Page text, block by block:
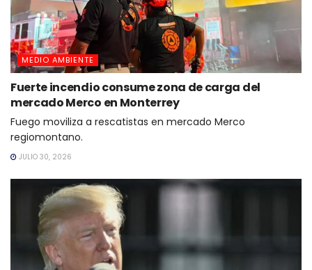
MEDIO AMBIENTE
Fuerte incendio consume zona de carga del
mercado Merco en Monterrey
Fuego moviliza a rescatistas en mercado Merco
regiomontano.
JULIO 30, 2026